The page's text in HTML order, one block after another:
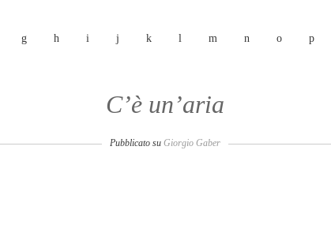
g h i j k l m n o p
C’è un’aria
Pubblicato su Giorgio Gaber